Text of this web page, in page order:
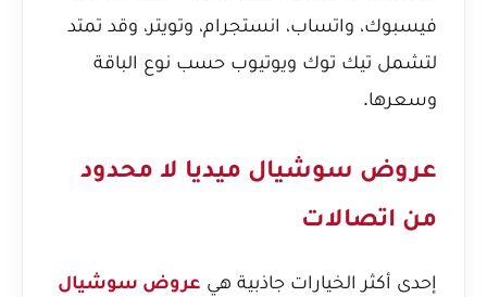
فيسبوك، واتساب، انستجرام، وتويتر، وقد تمتد
لتشمل تيك توك ويوتيوب حسب نوع الباقة
وسعرها.
عروض سوشيال ميديا لا محدود
من اتصالات
إحدى أكثر الخيارات جاذبية هي عروض سوشيال